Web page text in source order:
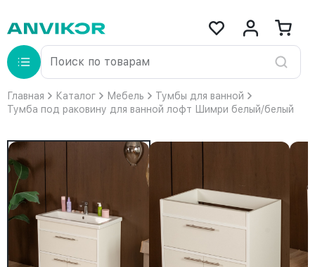
Главная Каталог Мебель
Тумбы для ванной
Тумба под раковину для ванной лофт Шимри белый/белый